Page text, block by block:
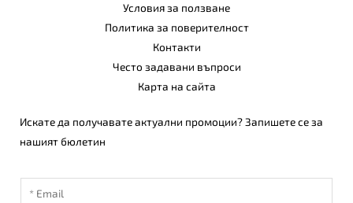
Условия за ползване
Политика за поверителност
Контакти
Често задавани въпроси
Карта на сайта
Искате да получавате актуални промоции? Запишете се за
нашият бюлетин